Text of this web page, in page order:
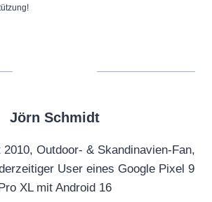
Jörn Schmidt
Outdoor- & Skandinavien-Fan,
User eines Google Pixel 9
XL mit Android 16